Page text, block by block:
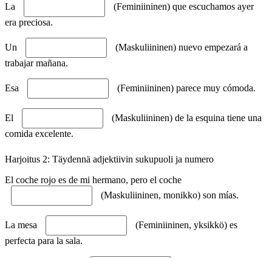
La
(Feminiininen) que escuchamos ayer
era preciosa.
Un
(Maskuliininen) nuevo empezará a
trabajar mañana.
Esa (Feminiininen) parece muy cómoda.
El
(Maskuliininen) de la esquina tiene una
comida excelente.
Harjoitus 2: Täydennä adjektiivin sukupuoli ja numero
El coche rojo es de mi hermano, pero el coche
(Maskuliininen, monikko) son mías.
La mesa
(Feminiininen, yksikkö) es
perfecta para la sala.